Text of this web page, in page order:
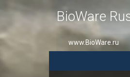
BioWare
www.BioWare.ru